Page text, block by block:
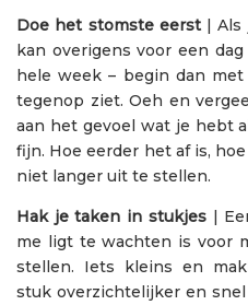
Doe het stomste eerst | Als
kan overigens voor een
hele week – begin dan
tegenop ziet. Oeh en
aan het gevoel wat je hebt
fijn. Hoe eerder het af is,
niet langer uit te stellen.
Hak je taken in stukjes|
me ligt te wachten is voor
stellen. Iets kleins en
stuk overzichtelijker en